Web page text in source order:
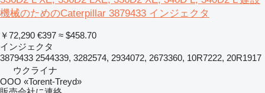
機械のためのCaterpillar 3879433 インジェクタ
￥72,290 €397 ≈ $458.70
インジェクタ
3879433 2544339, 3282574, 2934072, 2673360, 10R7222, 20R1917
ウクライナ
OOO «Torent-Treyd»